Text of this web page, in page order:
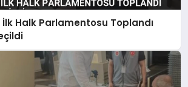
İlk Halk Parlamentosu Toplandı